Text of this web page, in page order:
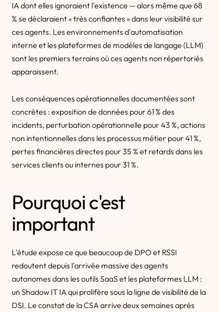
IA dont elles ignoraient l'existence — alors même que 68
% se déclaraient « très confiantes » dans leur visibilité sur
ces agents. Les environnements d'automatisation
interne et les plateformes de modèles de langage (LLM)
sont les premiers terrains où ces agents non répertoriés
apparaissent.
Les conséquences opérationnelles documentées sont
concrètes : exposition de données pour 61 % des
incidents, perturbation opérationnelle pour 43 %, actions
non intentionnelles dans les processus métier pour 41 %,
pertes financières directes pour 35 % et retards dans les
services clients ou internes pour 31 %.
Pourquoi c'est
important
L'étude expose ce que beaucoup de DPO et RSSI
redoutent depuis l'arrivée massive des agents
autonomes dans les outils SaaS et les plateformes LLM :
un Shadow IT IA qui prolifère sous la ligne de visibilité de la
DSI. Le constat de la CSA arrive deux semaines après